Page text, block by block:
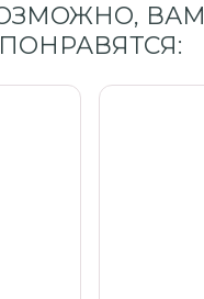
ВАМ
ПОНРАВЯТСЯ: